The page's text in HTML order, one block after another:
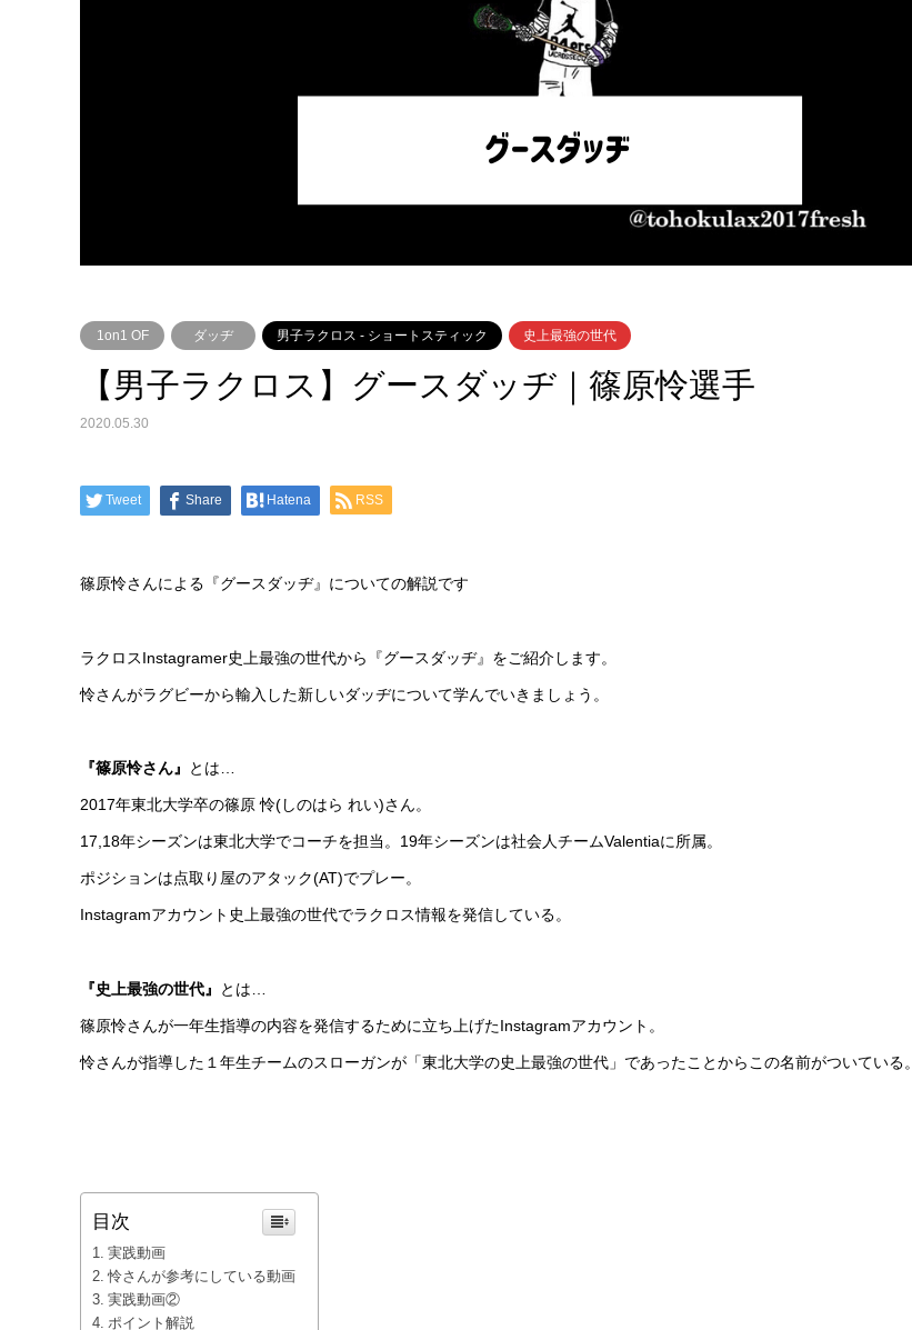
1on1 OF ダッヂ 男子ラクロス - ショートスティック 史上最強の世代
【男子ラクロス】グースダッヂ｜篠原怜選手
2020.05.30
Tweet Share Hatena RSS
篠原怜さんによる『グースダッヂ』についての解説です
ラクロスInstagramer史上最強の世代から『グースダッヂ』をご紹介します。
怜さんがラグビーから輸入した新しいダッヂについて学んでいきましょう。
『篠原怜さん』 とは…
2017年東北大学卒の篠原 怜(しのはら れい)さん。
17,18年シーズンは東北大学でコーチを担当。19年シーズンは社会人チームValentiaに所属。
ポジションは点取り屋のアタック(AT)でプレー。
Instagramアカウント史上最強の世代でラクロス情報を発信している。
『史上最強の世代』 とは…
篠原怜さんが一年生指導の内容を発信するために立ち上げたInstagramアカウント。
怜さんが指導した１年生チームのスローガンが「東北大学の史上最強の世代」であったことからこの名前がついている。
目次
実践動画
怜さんが参考にしている動画
実践動画②
ポイント解説